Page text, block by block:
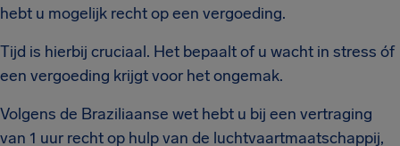
hebt u mogelijk recht op een vergoeding.
Tijd is hierbij cruciaal. Het bepaalt of u wacht in stress óf
een vergoeding krijgt voor het ongemak.
Volgens de Braziliaanse wet hebt u bij een vertraging
van 1 uur recht op hulp van de luchtvaartmaatschappij,